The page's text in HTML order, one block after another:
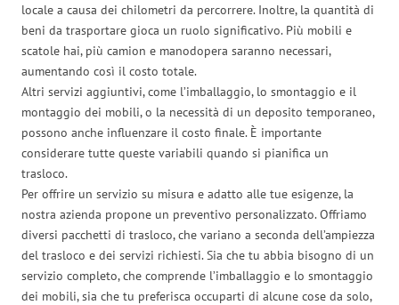
locale a causa dei chilometri da percorrere. Inoltre, la quantità di
beni da trasportare gioca un ruolo significativo. Più mobili e
scatole hai, più camion e manodopera saranno necessari,
aumentando così il costo totale.
Altri servizi aggiuntivi, come l’imballaggio, lo smontaggio e il
montaggio dei mobili, o la necessità di un deposito temporaneo,
possono anche influenzare il costo finale. È importante
considerare tutte queste variabili quando si pianifica un
trasloco.
Per offrire un servizio su misura e adatto alle tue esigenze, la
nostra azienda propone un preventivo personalizzato. Offriamo
diversi pacchetti di trasloco, che variano a seconda dell’ampiezza
del trasloco e dei servizi richiesti. Sia che tu abbia bisogno di un
servizio completo, che comprende l’imballaggio e lo smontaggio
dei mobili, sia che tu preferisca occuparti di alcune cose da solo,